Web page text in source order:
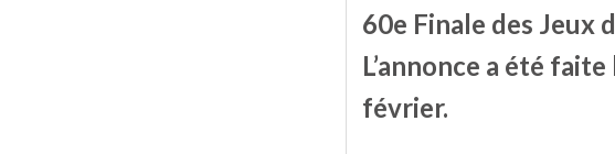
60e Finale des Jeux
L’annonce a été
février.